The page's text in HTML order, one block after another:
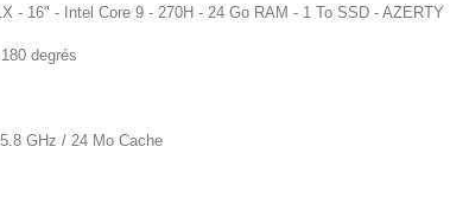
- 16" - Intel Core 9 - 270H - 24 Go RAM - 1 To SSD - AZERTY
degrés
GHz / 24 Mo Cache